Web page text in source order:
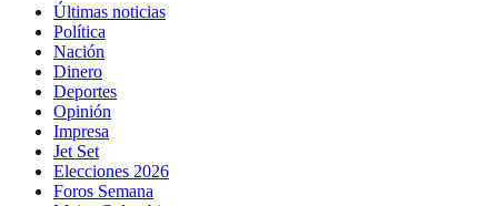
Últimas noticias
Política
Nación
Dinero
Deportes
Opinión
Impresa
Jet Set
Elecciones 2026
Foros Semana